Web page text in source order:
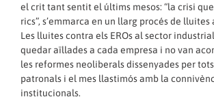
el crit tant sentit el últims mesos: “la crisi
rics”, s’emmarca en un llarg procés de lluites
Les lluites contra els EROs al sector
quedar aïllades a cada empresa i no van
les reformes neoliberals dissenyades per
patronals i el mes llastimós amb la
institucionals.